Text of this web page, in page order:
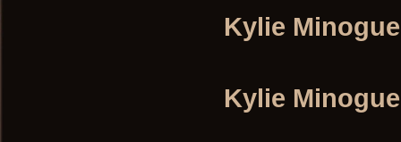
Kylie Minogue
Kylie Minogue